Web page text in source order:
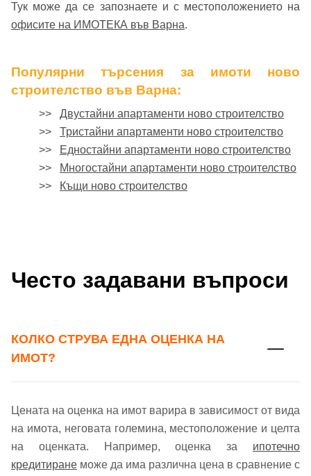
Тук може да се запознаете и с местоположението на
офисите на ИМОТЕКА във Варна.
Популярни търсения за имоти ново
строителство във Варна:
>> Двустайни апартаменти ново строителство
>> Тристайни апартаменти ново строителство
>>
Едностайни апартаменти ново строителство
>>
Многостайни апартаменти ново строителство
>>
Къщи ново строителство
Често задавани въпроси
КОЛКО СТРУВА ЕДНА ОЦЕНКА НА
ИМОТ?
Цената на оценка на имот варира в зависимост от вида
на имота, неговата големина, местоположение и целта
на оценката. Например, оценка за ипотечно
кредитиране може да има различна цена в сравнение с